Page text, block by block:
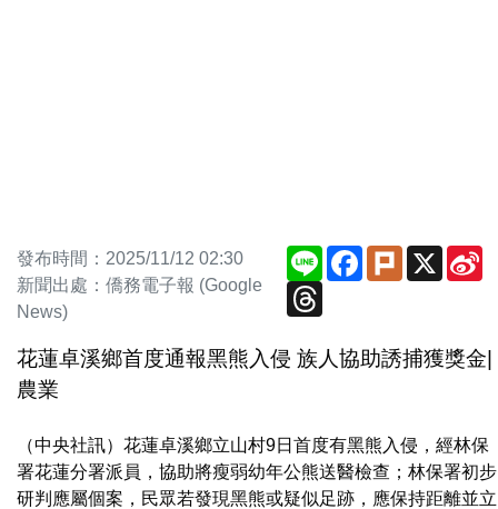
發布時間：2025/11/12 02:30
新聞出處：僑務電子報 (Google
News)
Line Facebook
PlurkX
Threads
花蓮卓溪鄉首度通報黑熊入侵 族人協助誘捕獲獎金|
農業
（中央社訊）花蓮卓溪鄉立山村9日首度有黑熊入侵，經林保
署花蓮分署派員，協助將瘦弱幼年公熊送醫檢查；林保署初步
研判應屬個案，民眾若發現黑熊或疑似足跡，應保持距離並立